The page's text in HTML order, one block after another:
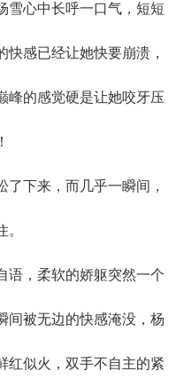
心中长呼一口气，短短
感已经让她快要崩溃，
峰的感觉硬是让她咬牙压
下来，而几乎一瞬间，
，柔软的娇躯突然一个
间被无边的快感淹没，杨
红似火，双手不自主的紧